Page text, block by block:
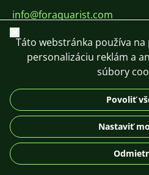
info@foraquarist.com
+420 603 449 602
Zavrieť
Táto webstránka používa
personalizáciu reklám a
súbory
Povoliť
Nastaviť